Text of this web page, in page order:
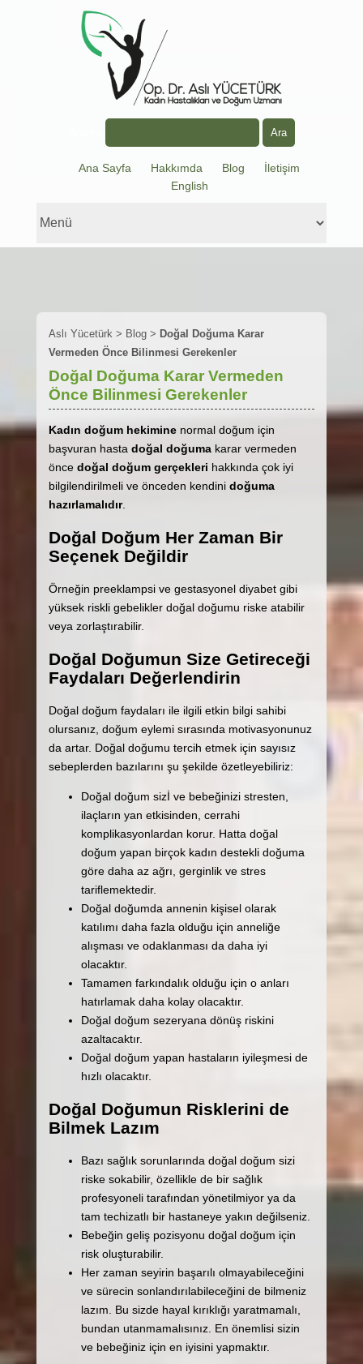
Ana Sayfa Hakkımda Blog
İletişim
English
Aslı Yücetürk> Blog> Doğal Doğuma Karar
Vermeden Önce Bilinmesi Gerekenler
Doğal Doğuma Karar Vermeden
Önce Bilinmesi Gerekenler
Kadın doğum hekiminenormal doğum için
başvuran hasta doğal doğumakarar vermeden
önce doğal doğum gerçekleri hakkında çok iyi
bilgilendirilmeli ve önceden kendini doğuma
hazırlamalıdır.
Doğal Doğum Her Zaman Bir
Seçenek Değildir
Örneğin preeklampsi ve gestasyonel diyabet gibi
yüksek riskli gebelikler doğal doğumu riske atabilir
veya zorlaştırabilir.
Doğal Doğumun Size Getireceği
Faydaları Değerlendirin
Doğal doğum faydaları ile ilgili etkin bilgi sahibi
olursanız, doğum eylemi sırasında motivasyonunuz
da artar. Doğal doğumu tercih etmek için sayısız
sebeplerden bazılarını şu şekilde özetleyebiliriz:
Doğal doğum sizİ ve bebeğinizi stresten,
ilaçların yan etkisinden, cerrahi
komplikasyonlardan korur. Hatta doğal
doğum yapan birçok kadın destekli doğuma
göre daha az ağrı, gerginlik ve stres
tariflemektedir.
Doğal doğumda annenin kişisel olarak
katılımı daha fazla olduğu için anneliğe
alışması ve odaklanması da daha iyi
olacaktır.
Tamamen farkındalık olduğu için o anları
hatırlamak daha kolay olacaktır.
Doğal doğum sezeryana dönüş riskini
azaltacaktır.
Doğal doğum yapan hastaların iyileşmesi de
hızlı olacaktır.
Doğal Doğumun Risklerini de
Bilmek Lazım
Bazı sağlık sorunlarında doğal doğum sizi
riske sokabilir, özellikle de bir sağlık
profesyoneli tarafından yönetilmiyor ya da
tam techizatlı bir hastaneye yakın değilseniz.
Bebeğin geliş pozisyonu doğal doğum için
risk oluşturabilir.
Her zaman seyirin başarılı olmayabileceğini
ve sürecin sonlandırılabileceğini de bilmeniz
lazım. Bu sizde hayal kırıklığı yaratmamalı,
bundan utanmamalısınız. En önemlisi sizin
ve bebeğiniz için en iyisini yapmaktır.